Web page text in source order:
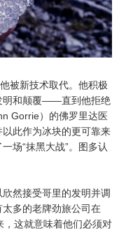
被新技术取代。他积极
明和颠覆——直到他拒绝
Gorrie）的佛罗里达医
此作为冰块的更可靠来
场“抹黑大战”。图多认
然接受哥里的发明并调
多的老牌劲旅公司在
，这就意味着他们必须对